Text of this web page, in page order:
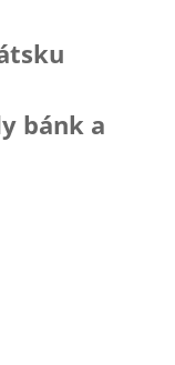
bánk a